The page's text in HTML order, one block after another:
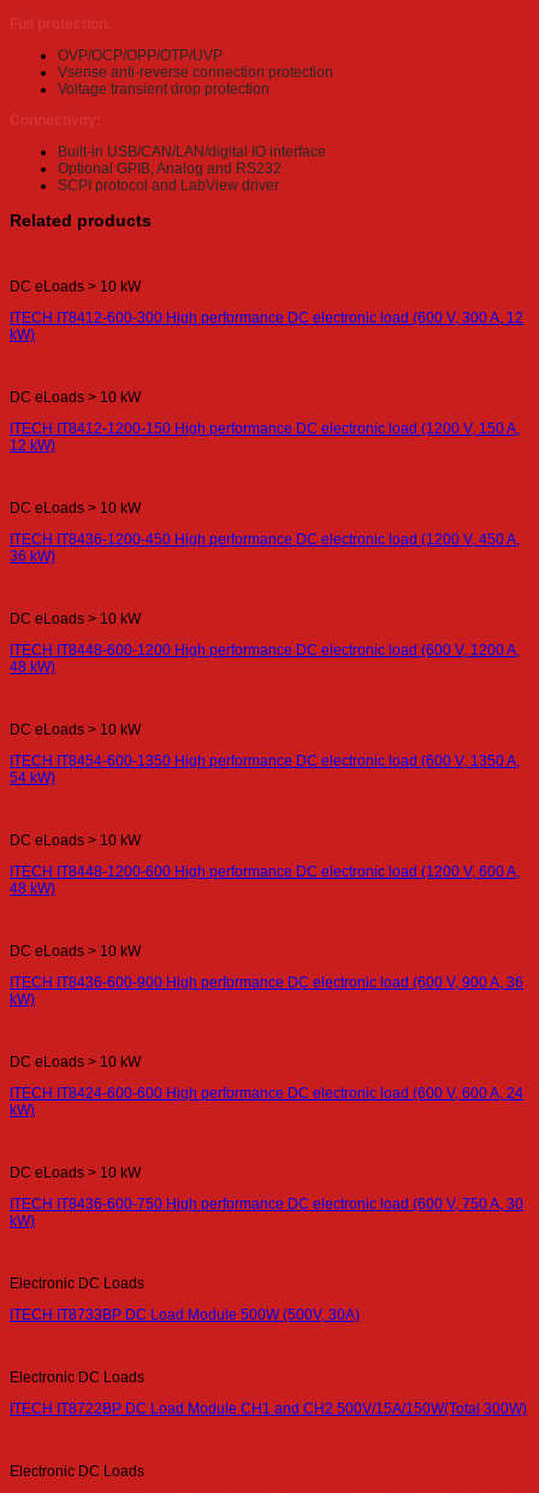
OVP/OCP/OPP/OTP/UVP
Vsense anti-reverse connection protection
Voltage transient drop protection
Built-in USB/CAN/LAN/digital IO interface
Optional GPIB, Analog and RS232
SCPI protocol and LabView driver
Related products
DC eLoads > 10 kW
ITECH IT8412-600-300 High performance DC electronic load (600 V, 300 A, 12
kW)
DC eLoads > 10 kW
ITECH IT8412-1200-150 High performance DC electronic load (1200 V, 150 A,
12 kW)
DC eLoads > 10 kW
ITECH IT8436-1200-450 High performance DC electronic load (1200 V, 450 A,
36 kW)
DC eLoads > 10 kW
ITECH IT8448-600-1200 High performance DC electronic load (600 V, 1200 A,
48 kW)
DC eLoads > 10 kW
ITECH IT8454-600-1350 High performance DC electronic load (600 V, 1350 A,
54 kW)
DC eLoads > 10 kW
ITECH IT8448-1200-600 High performance DC electronic load (1200 V, 600 A,
48 kW)
DC eLoads > 10 kW
ITECH IT8436-600-900 High performance DC electronic load (600 V, 900 A, 36
kW)
DC eLoads > 10 kW
ITECH IT8424-600-600 High performance DC electronic load (600 V, 600 A, 24
kW)
DC eLoads > 10 kW
ITECH IT8436-600-750 High performance DC electronic load (600 V, 750 A, 30
kW)
Electronic DC Loads
ITECH IT8733BP DC Load Module 500W (500V, 30A)
Electronic DC Loads
ITECH IT8722BP DC Load Module CH1 and CH2 500V/15A/150W(Total 300W)
Electronic DC Loads